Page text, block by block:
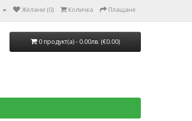
Желани (0) Количка Плащане
0 продукт(a) - 0.00лв. (€0.00)